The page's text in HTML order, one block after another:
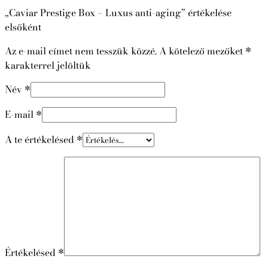
„Caviar Prestige Box – Luxus anti-aging” értékelése
elsőként
Az e-mail címet nem tesszük közzé.A kötelező mezőket *
karakterrel jelöltük
Név *
E-mail *
A te értékelésed *
Értékelésed *